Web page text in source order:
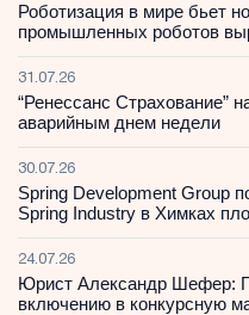
Роботизация в мире бьет
промышленных роботов
31.07.26
“Ренессанс Страхование”
аварийным днем недели
30.07.26
Spring Development Group
Spring Industry в Химках
24.07.26
Юрист Александр Шефер:
включению в конкурсную